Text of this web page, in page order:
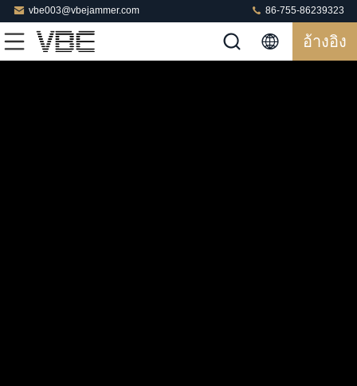
vbe003@vbejammer.com 86-755-86239323
อ้างอิง